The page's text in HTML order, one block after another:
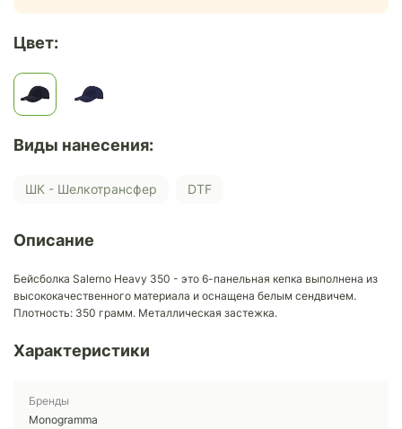
Цвет:
Виды нанесения:
ШК - Шелкотрансфер DTF
Описание
Бейсболка Salerno Heavy 350 - это 6-панельная кепка выполнена из
высококачественного материала и оснащена белым сендвичем.
Плотность: 350 грамм. Металлическая застежка.
Характеристики
Бренды
Monogramma